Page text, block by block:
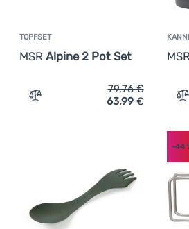
TOPFSET
MSR Alpine 2 Pot Set
Zum Vergleich 'Topfset MSR
79,76€
63,99 €
MSR
-44